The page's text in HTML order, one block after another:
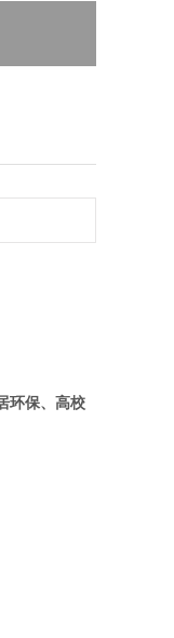
环保、高校